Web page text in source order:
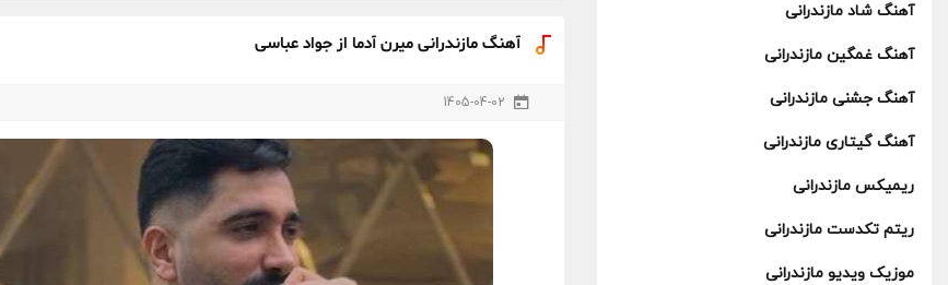
آهنگ شاد مازندرانی
آهنگ غمگین مازندرانی
آهنگ جشنی مازندرانی
آهنگ گیتاری مازندرانی
ریمیکس مازندرانی
ریتم تکدست مازندرانی
موزیک ویدیو مازندرانی
آهنگ مازندرانی میرن آدما از جواد عباسی
1405-04-02